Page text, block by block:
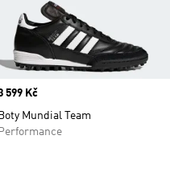
599 Kč
Boty Mundial Team
Performance